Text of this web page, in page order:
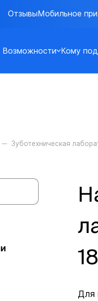
ОтзывыМобильное
Возможности Кому
Зуботехническая
Для